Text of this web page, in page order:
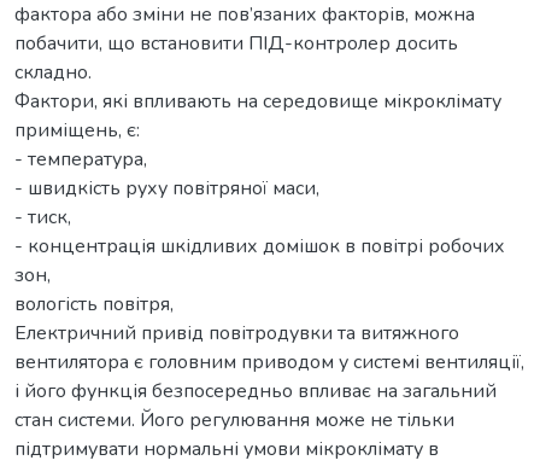
фактора або зміни не пов’язаних факторів, можна
побачити, що встановити ПІД-контролер досить
складно.
Фактори, які впливають на середовище мікроклімату
приміщень, є:
- температура,
- швидкість руху повітряної маси,
- тиск,
- концентрація шкідливих домішок в повітрі робочих
зон,
вологість повітря,
Електричний привід повітродувки та витяжного
вентилятора є головним приводом у системі вентиляції,
і його функція безпосередньо впливає на загальний
стан системи. Його регулювання може не тільки
підтримувати нормальні умови мікроклімату в